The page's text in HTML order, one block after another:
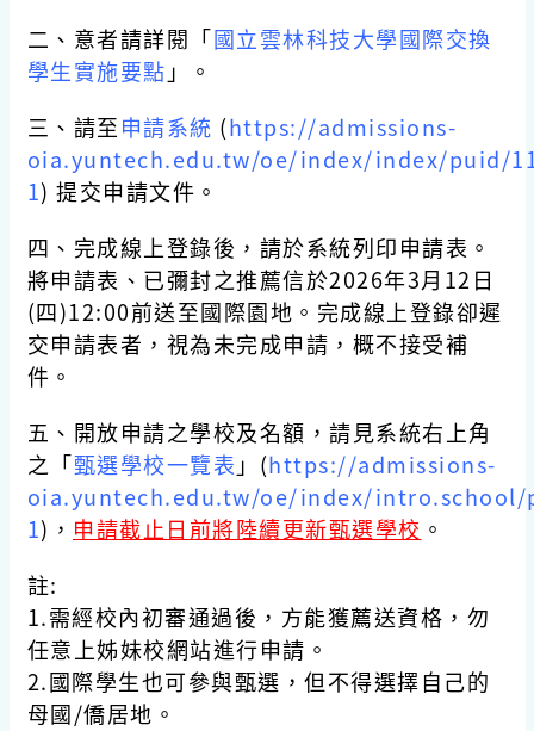
二、意者請詳閱「國立雲林科技大學國際交換
學生實施要點 」。
三、請至申請系統 (https://admissions-
oia.yuntech.edu.tw/oe/index/index/puid/
1) 提交申請文件。
四、完成線上登錄後，請於系統列印申請表。
將申請表、已彌封之推薦信於2026年3月12日
(四)12:00前送至國際園地。完成線上登錄卻遲
交申請表者，視為未完成申請，概不接受補
件。
五、開放申請之學校及名額，請見系統右上角
之「甄選學校一覽表 」(https://admissions-
oia.yuntech.edu.tw/oe/index/intro.school/
1)， 申請截止日前將陸續更新甄選學校 。
註:
1.需經校內初審通過後，方能獲薦送資格， 勿
任意上姊妹校網站進行申請 。
2.國際學生也可參與甄選，但不得選擇自己的
母國/僑居地。